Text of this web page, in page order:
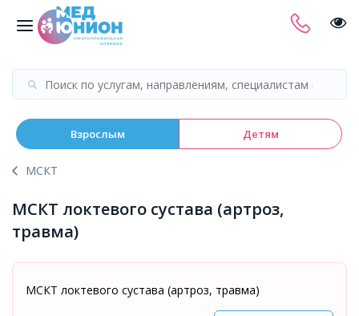
Взрослым Детям
МСКТ
МСКТ локтевого сустава (артроз,
травма)
МСКТ локтевого сустава (артроз, травма)